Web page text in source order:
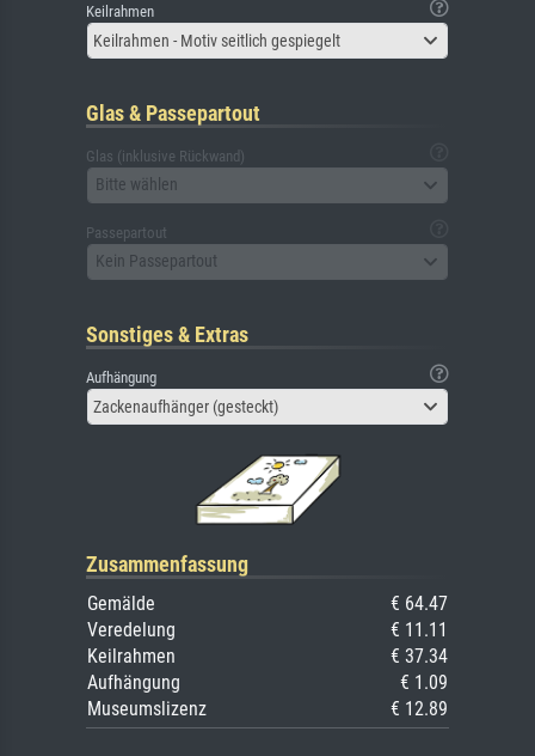
Keilrahmen
Keilrahmen - Motiv seitlich gespiegelt
Glas & Passepartout
Glas (inklusive Rückwand)
Bitte wählen
Passepartout
Kein Passepartout
Sonstiges & Extras
Aufhängung
Zackenaufhänger (gesteckt)
Zusammenfassung
Gemälde
€ 64.47
Veredelung
€ 11.11
Keilrahmen
€ 37.34
Aufhängung
€ 1.09
Museumslizenz
€ 12.89